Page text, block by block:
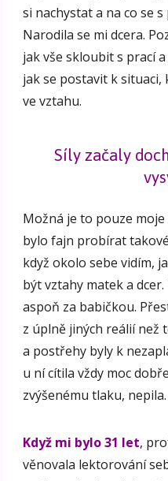
si nachystat a na co se
Narodila se mi dcera.
jak vše skloubit s prací
jak se postavit k situaci,
ve vztahu.
Síly začaly
Možná je to pouze
bylo fajn probírat
když okolo sebe vidím,
být vztahy matek a
aspoň za babičkou.
z úplně jiných reálií než
a postřehy byly k
u ní cítila vždy moc
zvýšenému tlaku, nepila.
Když mi bylo 31 let,
věnovala lektorování